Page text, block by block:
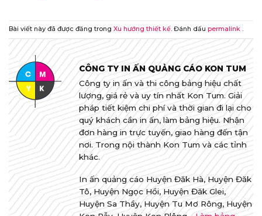
Bài viết này đã được đăng trong Xu hướng thiết kế. Đánh dấu permalink .
CÔNG TY IN ẤN QUẢNG CÁO KON TUM
Công ty in ấn và thi công bảng hiệu chất
lượng, giá rẻ và uy tín nhất Kon Tum. Giải
pháp tiết kiệm chi phí và thời gian đi lại cho
quý khách cần in ấn, làm bảng hiệu. Nhận
đơn hàng in trực tuyến, giao hàng đến tận
nơi. Trong nội thành Kon Tum và các tỉnh
khác.
In ấn quảng cáo Huyện Đăk Hà, Huyện Đăk
Tô, Huyện Ngọc Hồi, Huyện Đăk Glei,
Huyện Sa Thầy, Huyện Tu Mơ Rông, Huyện